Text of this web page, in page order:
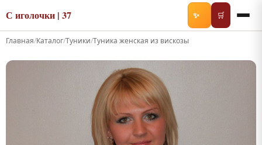
С иголочки | 37 ✨ 🛒
Главная/Каталог/Туники/Туника женская из вискозы